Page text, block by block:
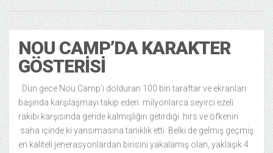
NOU CAMP’DA KARAKTER
GÖSTERISI
Dün gece Nou Camp’ı dolduran 100 bin taraftar ve ekranları
başında karşılaşmayı takip eden milyonlarca seyirci ezeli
rakibi karşısında geride kalmışlığın getirdiği hırs ve öfkenin
saha içinde ki yansımasına tanıklık etti. Belki de gelmiş geçmiş
en kaliteli jenerasyonlardan birisini yakalamış olan, yaklaşık 4